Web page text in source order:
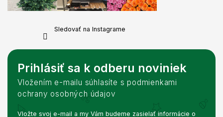
Sledovať na Instagrame
Prihlásiť sa k odberu noviniek
Vložením e-mailu súhlasíte s podmienkami
ochrany osobných údajov
Vložte svoj e-mail a my Vám budeme zasielať informácie o